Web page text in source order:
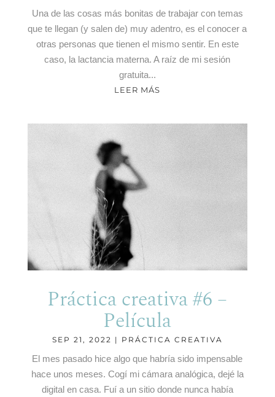
Una de las cosas más bonitas de trabajar con temas
que te llegan (y salen de) muy adentro, es el conocer a
otras personas que tienen el mismo sentir. En este
caso, la lactancia materna. A raíz de mi sesión
gratuita...
LEER MÁS
Práctica creativa #6 –
Película
SEP 21, 2022 | PRÁCTICA CREATIVA
El mes pasado hice algo que habría sido impensable
hace unos meses. Cogí mi cámara analógica, dejé la
digital en casa. Fuí a un sitio donde nunca había